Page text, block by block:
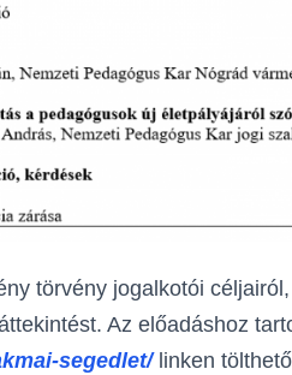
törvény jogalkotói
Az előadáshoz
segedlet/ linken